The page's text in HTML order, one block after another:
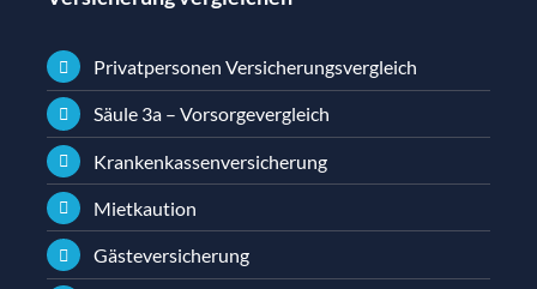
Privatpersonen Versicherungsvergleich
Säule 3a – Vorsorgevergleich
Krankenkassenversicherung
Mietkaution
Gästeversicherung